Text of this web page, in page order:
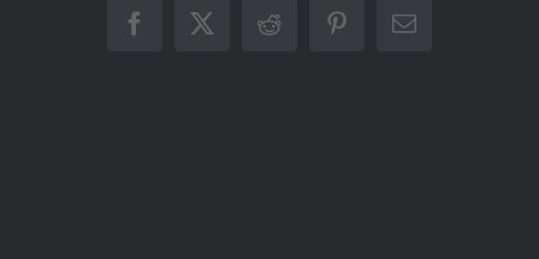
Facebook
X RedditPinterestEmail